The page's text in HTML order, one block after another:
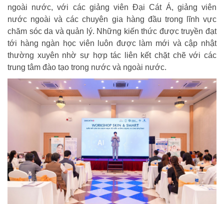
ngoài nước, với các giảng viên Đại Cát Á, giảng viên
nước ngoài và các chuyên gia hàng đầu trong lĩnh vực
chăm sóc da và quản lý. Những kiến thức được truyền đạt
tới hàng ngàn học viên luôn được làm mới và cập nhật
thường xuyên nhờ sự hợp tác liên kết chặt chẽ với các
trung tâm đào tạo trong nước và ngoài nước.